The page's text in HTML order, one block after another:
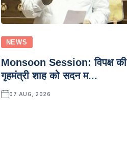
NEWS
Monsoon Session: विपक्ष की
गृहमंत्री शाह को सदन म...
07 AUG, 2026